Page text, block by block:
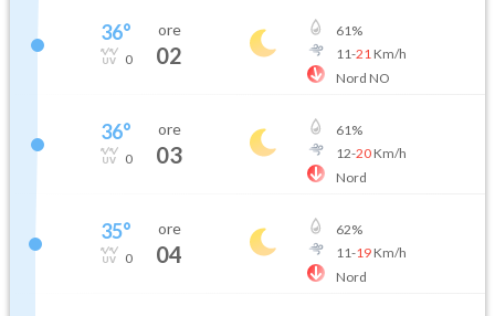
36°
0
ore
02
61%
11-21Km/h
Nord NO
36°
0
ore
03
61%
12-20Km/h
Nord
35°
0
ore
04
62%
11-19Km/h
Nord